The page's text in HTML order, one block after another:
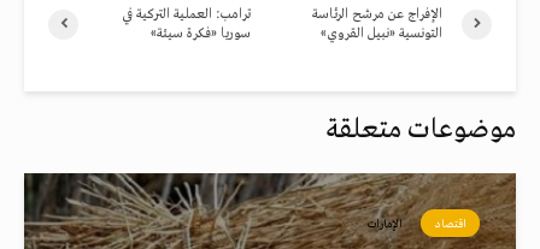
ترامب: العملية التركية في
سوريا «فكرة سيئة»
الإفراج عن مرشح الرئاسة
التونسية «نبيل القروي»
موضوعات متعلقة
اقتصاد الإمارات